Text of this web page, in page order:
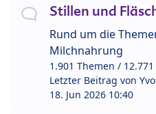
Stillen und
Rund um die
Milchnahrung
1.901 Themen /
Letzter Beitrag von
18. Jun 2026 10:40